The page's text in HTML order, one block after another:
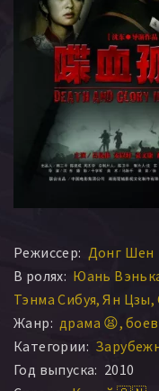
Режиссер: Донг Шен
В ролях: Юань
Тэнма Сибуя Ян Цзы
Жанр: драма 😫
Категории:
Год выпуска: 2010